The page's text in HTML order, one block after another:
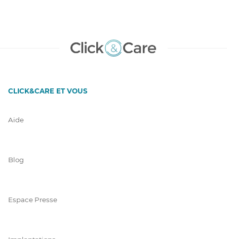
CLICK&CARE ET VOUS
Aide
Blog
Espace Presse